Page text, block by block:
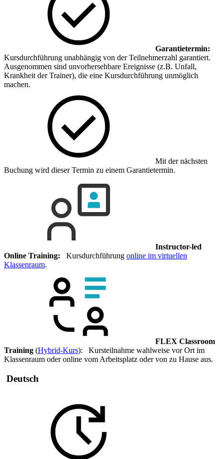
Garantietermin:
Kursdurchführung unabhängig von der Teilnehmerzahl garantiert.
Ausgenommen sind unvorhersehbare Ereignisse (z.B. Unfall,
Krankheit der Trainer), die eine Kursdurchführung unmöglich
machen.
Mit der nächsten
Buchung wird dieser Termin zu einem Garantietermin.
Instructor-led
Online Training: Kursdurchführung online im virtuellen
Klassenraum.
FLEX Classroom
Training (Hybrid-Kurs): Kursteilnahme wahlweise vor Ort im
Klassenraum oder online vom Arbeitsplatz oder von zu Hause aus.
Deutsch